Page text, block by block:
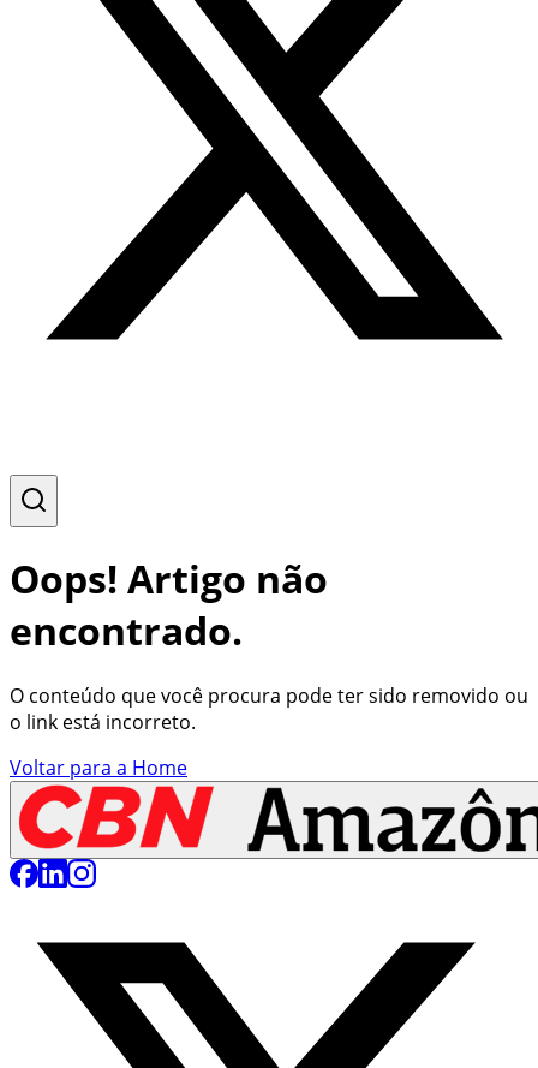
Oops! Artigo não
encontrado.
O conteúdo que você procura pode ter sido removido ou
o link está incorreto.
Voltar para a Home